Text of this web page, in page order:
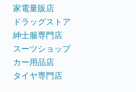
家電量販店
ドラッグストア
紳士服専門店
スーツショップ
カー用品店
タイヤ専門店